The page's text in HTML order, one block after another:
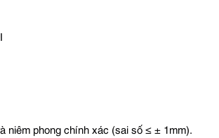
niêm phong chính xác (sai số ≤ ± 1mm).